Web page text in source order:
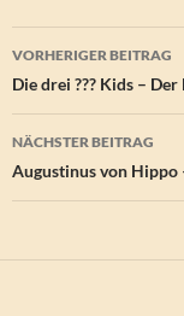
VORHERIGER BEITRAG
Die drei ??? Kids –
NÄCHSTER BEITRAG
Augustinus von Hippo